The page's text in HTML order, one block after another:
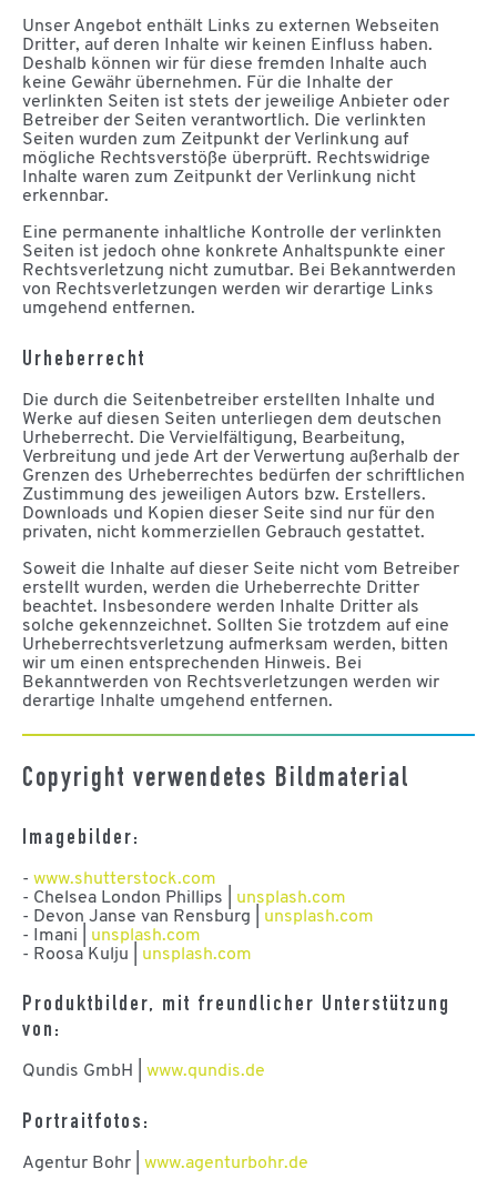
Unser Angebot enthält Links zu externen Webseiten
Dritter, auf deren Inhalte wir keinen Einfluss haben.
Deshalb können wir für diese fremden Inhalte auch
keine Gewähr übernehmen. Für die Inhalte der
verlinkten Seiten ist stets der jeweilige Anbieter oder
Betreiber der Seiten verantwortlich. Die verlinkten
Seiten wurden zum Zeitpunkt der Verlinkung auf
mögliche Rechtsverstöße überprüft. Rechtswidrige
Inhalte waren zum Zeitpunkt der Verlinkung nicht
erkennbar.
Eine permanente inhaltliche Kontrolle der verlinkten
Seiten ist jedoch ohne konkrete Anhaltspunkte einer
Rechtsverletzung nicht zumutbar. Bei Bekanntwerden
von Rechtsverletzungen werden wir derartige Links
umgehend entfernen.
Urheberrecht
Die durch die Seitenbetreiber erstellten Inhalte und
Werke auf diesen Seiten unterliegen dem deutschen
Urheberrecht. Die Vervielfältigung, Bearbeitung,
Verbreitung und jede Art der Verwertung außerhalb der
Grenzen des Urheberrechtes bedürfen der schriftlichen
Zustimmung des jeweiligen Autors bzw. Erstellers.
Downloads und Kopien dieser Seite sind nur für den
privaten, nicht kommerziellen Gebrauch gestattet.
Soweit die Inhalte auf dieser Seite nicht vom Betreiber
erstellt wurden, werden die Urheberrechte Dritter
beachtet. Insbesondere werden Inhalte Dritter als
solche gekennzeichnet. Sollten Sie trotzdem auf eine
Urheberrechtsverletzung aufmerksam werden, bitten
wir um einen entsprechenden Hinweis. Bei
Bekanntwerden von Rechtsverletzungen werden wir
derartige Inhalte umgehend entfernen.
Copyright verwendetes Bildmaterial
Imagebilder:
- www.shutterstock.com
- Chelsea London Phillips | unsplash.com
- Devon Janse van Rensburg | unsplash.com
- Imani | unsplash.com
- Roosa Kulju | unsplash.com
Produktbilder, mit freundlicher Unterstützung
von:
Qundis GmbH | www.qundis.de
Portraitfotos:
Agentur Bohr | www.agenturbohr.de